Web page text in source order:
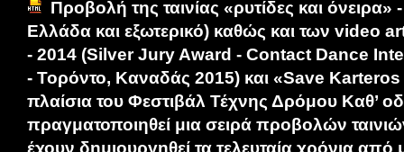
Προβολή της ταινίας «ρυτίδες και
Ελλάδα και εξωτερικό) καθώς και των video
- 2014 (Silver Jury Award - Contact Dance
- Τορόντο, Καναδάς 2015) και «Save
πλαίσια του Φεστιβάλ Τέχνης Δρόμου Καθ’
πραγματοποιηθεί μια σειρά προβολών
έχουν δημιουργηθεί τα τελευταία χρόνια